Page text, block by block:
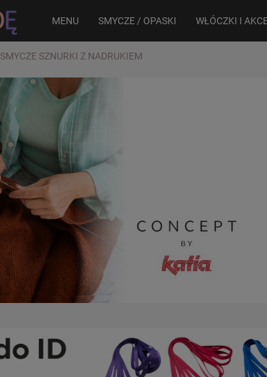
MENU SMYCZE / OPASKI WŁÓCZKI I
SMYCZE SZNURKI Z NADRUKIEM